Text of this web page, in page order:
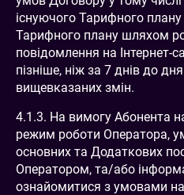
існуючого Тарифного
Тарифного плану шляхом
повідомлення на Інтернет-
пізніше, ніж за 7 днів до
вищевказаних змін.
4.1.3. На вимогу Абонента
режим роботи Оператора,
основних та Додаткових
Оператором, та/або
ознайомитися з умовами